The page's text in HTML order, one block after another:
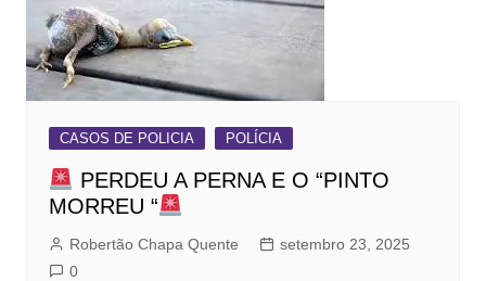
CASOS DE POLICIA POLÍCIA
PERDEU A PERNA E O “PINTO
MORREU “
Robertão Chapa Quente
setembro 23, 2025
0